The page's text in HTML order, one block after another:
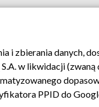
Biuro reklamy
i zbierania danych,
w likwidacji (zwaną
PPID do